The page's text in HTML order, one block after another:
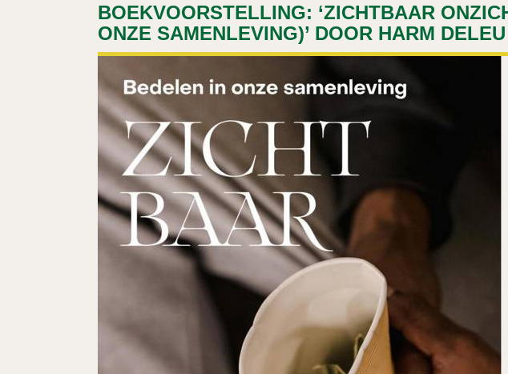
BOEKVOORSTELLING: ‘ZICHTBAAR
ONZE SAMENLEVING)’ DOOR HARM DELEU